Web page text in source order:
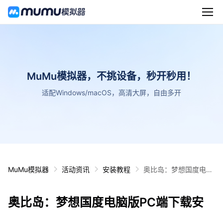
MuMu模拟器，不挑设备，秒开秒用！
适配Windows/macOS，高清大屏，自由多开
MuMu模拟器 活动资讯 安装教程
奥比岛：梦想国度电脑
梦想国度攻略
奥比岛：梦想国度电脑版PC端下载安